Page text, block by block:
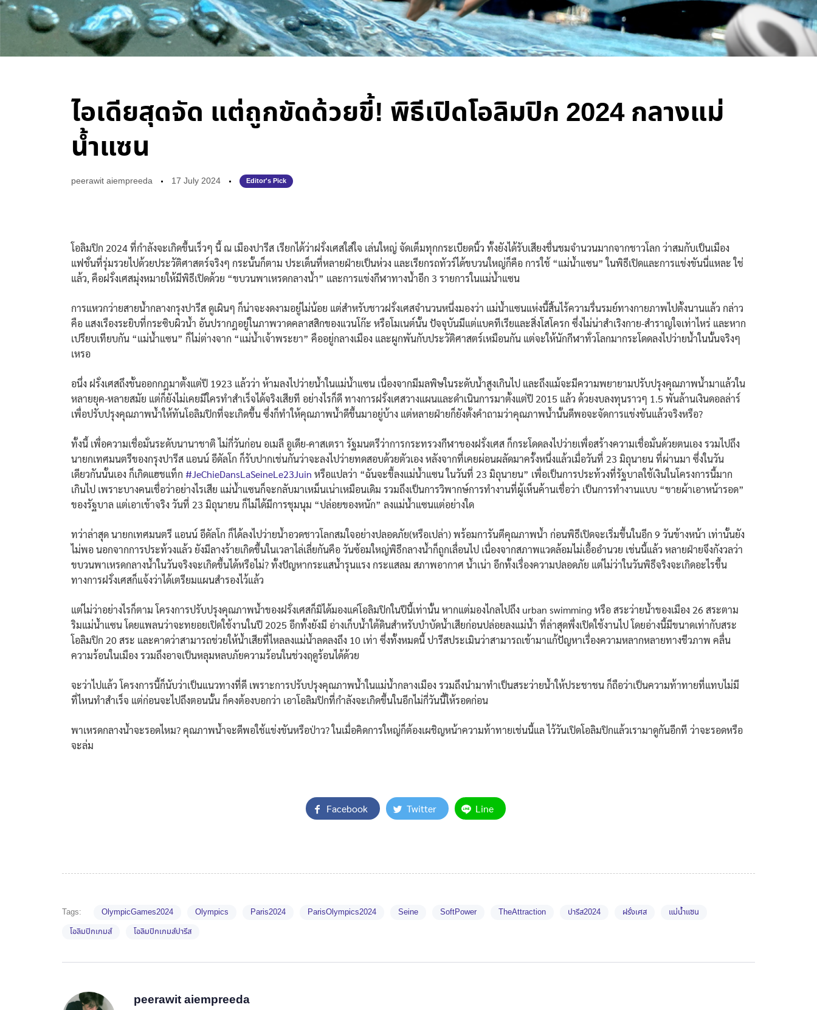
ไอเดียสุดจัด แต่ถูกขัดด้วยขี้! พิธีเปิดโอลิมปิก 2024 กลางแม่
น้ำแซน
peerawit aiempreeda 17 July 2024 Editor's Pick
โอลิมปิก 2024 ที่กำลังจะเกิดขึ้นเร็วๆ นี้ ณ เมืองปารีส เรียกได้ว่าฝรั่งเศสใส่ใจ เล่นใหญ่ จัดเต็มทุกกระเบียดนิ้ว ทั้งยังได้รับเสียงชื่นชมจำนวนมากจากชาวโลก ว่าสมกับเป็นเมือง
แฟชั่นที่รุ่มรวยไปด้วยประวัติศาสตร์จริงๆ กระนั้นก็ตาม ประเด็นที่หลายฝ่ายเป็นห่วง และเรียกรถทัวร์ได้ขบวนใหญ่ก็คือ การใช้ “แม่น้ำแซน” ในพิธีเปิดและการแข่งขันนี่แหละ ใช่
แล้ว, คือฝรั่งเศสมุ่งหมายให้มีพิธีเปิดด้วย “ขบวนพาเหรดกลางน้ำ” และการแข่งกีฬาทางน้ำอีก 3 รายการในแม่น้ำแซน
การแหวกว่ายสายน้ำกลางกรุงปารีส ดูเผินๆ ก็น่าจะงดงามอยู่ไม่น้อย แต่สำหรับชาวฝรั่งเศสจำนวนหนึ่งมองว่า แม่น้ำแซนแห่งนี้สิ้นไร้ความรื่นรมย์ทางกายภาพไปตั้งนานแล้ว กล่าว
คือ แสงเรืองระยิบที่กระซิบผิวน้ำ อันปรากฎอยู่ในภาพวาดคลาสสิกของแวนโก๊ะ หรือโมเนต์นั้น ปัจจุบันมีแต่แบคทีเรียและสิ่งโสโครก ซึ่งไม่น่าสำเริงกาย-สำราญใจเท่าไหร่ และหาก
เปรียบเทียบกัน “แม่น้ำแซน” ก็ไม่ต่างจาก “แม่น้ำเจ้าพระยา” คืออยู่กลางเมือง และผูกพันกับประวัติศาสตร์เหมือนกัน แต่จะให้นักกีฬาทั่วโลกมากระโดดลงไปว่ายน้ำในนั้นจริงๆ
เหรอ
อนึ่ง ฝรั่งเศสถึงขั้นออกกฎมาตั้งแต่ปี 1923 แล้วว่า ห้ามลงไปว่ายน้ำในแม่น้ำแซน เนื่องจากมีมลพิษในระดับน้ำสูงเกินไป และถึงแม้จะมีความพยายามปรับปรุงคุณภาพน้ำมาแล้วใน
หลายยุค-หลายสมัย แต่ก็ยังไม่เคยมีใครทำสำเร็จได้จริงเสียที อย่างไรก็ดี ทางการฝรั่งเศสวางแผนและดำเนินการมาตั้งแต่ปี 2015 แล้ว ด้วยงบลงทุนราวๆ 1.5 พันล้านเงินดอลล่าร์
เพื่อปรับปรุงคุณภาพน้ำให้ทันโอลิมปิกที่จะเกิดขึ้น ซึ่งก็ทำให้คุณภาพน้ำดีขึ้นมาอยู่บ้าง แต่หลายฝ่ายก็ยังตั้งคำถามว่าคุณภาพน้ำนั้นดีพอจะจัดการแข่งขันแล้วจริงหรือ?
ทั้งนี้ เพื่อความเชื่อมั่นระดับนานาชาติ ไม่กี่วันก่อน อเมลี อูเดีย-คาสเตรา รัฐมนตรีว่าการกระทรวงกีฬาของฝรั่งเศส ก็กระโดดลงไปว่ายเพื่อสร้างความเชื่อมั่นด้วยตนเอง รวมไปถึง
นายกเทศมนตรีของกรุงปารีส แอนน์ อีดัลโก ก็รับปากเช่นกันว่าจะลงไปว่ายทดสอบด้วยตัวเอง หลังจากที่เคยผ่อนผลัดมาครั้งหนึ่งแล้วเมื่อวันที่ 23 มิถุนายน ที่ผ่านมา ซึ่งในวัน
เดียวกันนั้นเอง ก็เกิดแฮชแท็ก #JeChieDansLaSeineLe23Juin หรือแปลว่า “ฉันจะขี้ลงแม่น้ำแซน ในวันที่ 23 มิถุนายน” เพื่อเป็นการประท้วงที่รัฐบาลใช้เงินในโครงการนี้มาก
เกินไป เพราะบางคนเชื่อว่าอย่างไรเสีย แม่น้ำแซนก็จะกลับมาเหม็นเน่าเหมือนเดิม รวมถึงเป็นการวิพากษ์การทำงานที่ผู้เห็นค้านเชื่อว่า เป็นการทำงานแบบ “ขายผ้าเอาหน้ารอด”
ของรัฐบาล แต่เอาเข้าจริง วันที่ 23 มิถุนายน ก็ไม่ได้มีการชุมนุม “ปล่อยของหนัก” ลงแม่น้ำแซนแต่อย่างใด
ทว่าล่าสุด นายกเทศมนตรี แอนน์ อีดัลโก ก็ได้ลงไปว่ายน้ำอวดชาวโลกสมใจอย่างปลอดภัย(หรือเปล่า) พร้อมการันตีคุณภาพน้ำ ก่อนพิธีเปิดจะเริ่มขึ้นในอีก 9 วันข้างหน้า เท่านั้นยัง
ไม่พอ นอกจากการประท้วงแล้ว ยังมีลางร้ายเกิดขึ้นในเวลาไล่เลี่ยกันคือ วันซ้อมใหญ่พิธีกลางน้ำก็ถูกเลื่อนไป เนื่องจากสภาพแวดล้อมไม่เอื้ออำนวย เช่นนี้แล้ว หลายฝ่ายจึงกังวลว่า
ขบวนพาเหรดกลางน้ำในวันจริงจะเกิดขึ้นได้หรือไม่? ทั้งปัญหากระแสน้ำรุนแรง กระแสลม สภาพอากาศ น้ำเน่า อีกทั้งเรื่องความปลอดภัย แต่ไม่ว่าในวันพิธีจริงจะเกิดอะไรขึ้น
ทางการฝรั่งเศสก็แจ้งว่าได้เตรียมแผนสำรองไว้แล้ว
แต่ไม่ว่าอย่างไรก็ตาม โครงการปรับปรุงคุณภาพน้ำของฝรั่งเศสก็มิได้มองแค่โอลิมปิกในปีนี้เท่านั้น หากแต่มองไกลไปถึง urban swimming หรือ สระว่ายน้ำของเมือง 26 สระตาม
ริมแม่น้ำแซน โดยแพลนว่าจะทยอยเปิดใช้งานในปี 2025 อีกทั้งยังมี อ่างเก็บน้ำใต้ดินสำหรับบำบัดน้ำเสียก่อนปล่อยลงแม่น้ำ ที่ล่าสุดพึ่งเปิดใช้งานไป โดยอ่างนี้มีขนาดเท่ากับสระ
โอลิมปิก 20 สระ และคาดว่าสามารถช่วยให้น้ำเสียที่ไหลลงแม่น้ำลดลงถึง 10 เท่า ซึ่งทั้งหมดนี้ ปารีสประเมินว่าสามารถเข้ามาแก้ปัญหาเรื่องความหลากหลายทางชีวภาพ คลื่น
ความร้อนในเมือง รวมถึงอาจเป็นหลุมหลบภัยความร้อนในช่วงฤดูร้อนได้ด้วย
จะว่าไปแล้ว โครงการนี้ก็นับว่าเป็นแนวทางที่ดี เพราะการปรับปรุงคุณภาพน้ำในแม่น้ำกลางเมือง รวมถึงนำมาทำเป็นสระว่ายน้ำให้ประชาชน ก็ถือว่าเป็นความท้าทายที่แทบไม่มี
ที่ไหนทำสำเร็จ แต่ก่อนจะไปถึงตอนนั้น ก็คงต้องบอกว่า เอาโอลิมปิกที่กำลังจะเกิดขึ้นในอีกไม่กี่วันนี้ให้รอดก่อน
พาเหรดกลางน้ำจะรอดไหม? คุณภาพน้ำจะดีพอใช้แข่งขันหรือป่าว? ในเมื่อคิดการใหญ่ก็ต้องเผชิญหน้าความท้าทายเช่นนี้แล ไว้วันเปิดโอลิมปิกแล้วเรามาดูกันอีกที ว่าจะรอดหรือ
จะล่ม
Facebook Twitter Line
Tags: OlympicGames2024 Olympics Paris2024 ParisOlympics2024 Seine SoftPower TheAttraction ปารีส2024 ฝรั่งเศส
แม่น้ำแซน
โอลิมปิกเกมส์
โอลิมปิกเกมส์ปารีส
peerawit aiempreeda